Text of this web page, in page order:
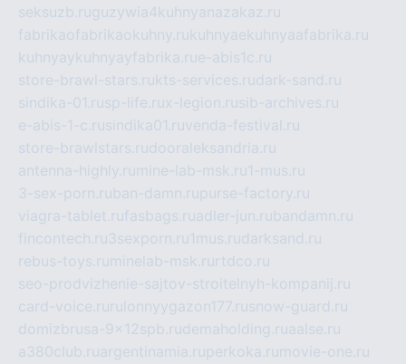
seksuzb.ruguzywia4kuhnyanazakaz.ru
fabrikaofabrikaokuhny.rukuhnyaekuhnyaafabrika.ru
kuhnyaykuhnyayfabrika.rue-abis1c.ru
store-brawl-stars.rukts-services.rudark-sand.ru
sindika-01.rusp-life.rux-legion.rusib-archives.ru
e-abis-1-c.rusindika01.ruvenda-festival.ru
store-brawlstars.rudooraleksandria.ru
antenna-highly.ru mine-lab-msk.ru1-mus.ru
3-sex-porn.ruban-damn.rupurse-factory.ru
viagra-tablet.rufasbags.ruadler-jun.rubandamn.ru
fincontech.ru3sexporn.ru1mus.rudarksand.ru
rebus-toys.ru minelab-msk.ru rtdco.ru
seo-prodvizhenie-sajtov-stroitelnyh-kompanij.ru
card-voice.ru rulonnyygazon177.rusnow-guard.ru
domizbrusa-9x12spb.rudemaholding.ruaalse.ru
a380club.ruargentinamia.ruperkoka.ru movie-one.ru